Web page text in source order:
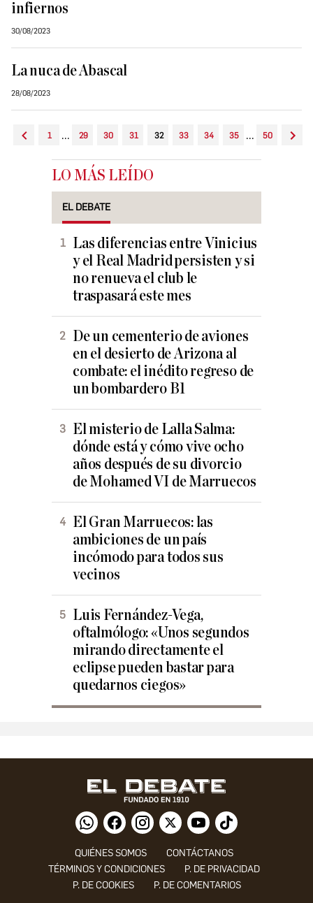
infiernos
30/08/2023
La nuca de Abascal
28/08/2023
1 ... 29 30 31 32 33 34 35 ... 50
LO MÁS LEÍDO
EL DEBATE
Las diferencias entre Vinicius
y el Real Madrid persisten y si
no renueva el club le
traspasará este mes
De un cementerio de aviones
en el desierto de Arizona al
combate: el inédito regreso de
un bombardero B1
El misterio de Lalla Salma:
dónde está y cómo vive ocho
años después de su divorcio
de Mohamed VI de Marruecos
El Gran Marruecos: las
ambiciones de un país
incómodo para todos sus
vecinos
Luis Fernández-Vega,
oftalmólogo: «Unos segundos
mirando directamente el
eclipse pueden bastar para
quedarnos ciegos»
QUIÉNES SOMOS
CONTÁCTANOS
TÉRMINOS Y CONDICIONES
P. DE PRIVACIDAD
P. DE COOKIES
P. DE COMENTARIOS